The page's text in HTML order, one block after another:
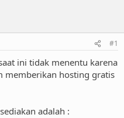
#1
ini tidak menentu karena
memberikan hosting gratis
adalah :